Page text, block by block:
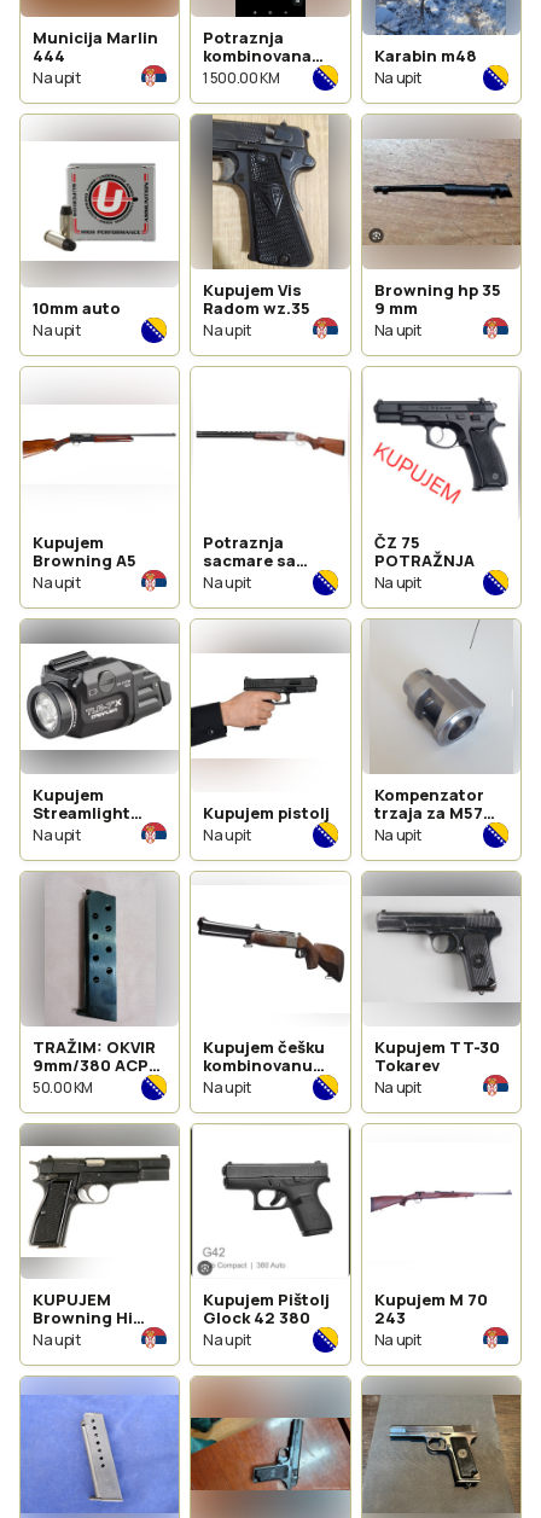
Municija Marlin
444
Na upit
Potraznja
kombinovana
ceska
1 500.00 KM
Karabin m48
Na upit
10mm auto
Na upit
Kupujem Vis
Radom wz.35
Na upit
Browning hp 35
9 mm
Na upit
Kupujem
Browning A5
Na upit
Potraznja
sacmare sa
izbacivacima
caura
Na upit
ČZ 75
POTRAŽNJA
Na upit
Kupujem
Streamlight
TLR7A/X
Na upit
Kupujem pistolj
Na upit
Kompenzator
trzaja za M57
TT 7,62
POTRAZNJA
Na upit
TRAŽIM: OKVIR
9mm/380 ACP
(Browning FN)
50.00 KM
Kupujem češku
kombinovanu
pusku
Na upit
Kupujem TT-30
Tokarev
Na upit
KUPUJEM
Browning Hi
Power
Na upit
Kupujem Pištolj
Glock 42 380
Na upit
Kupujem M 70
243
Na upit